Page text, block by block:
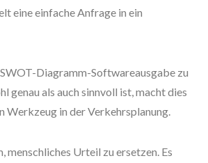
eine einfache Anfrage in ein
Diagramm-Softwareausgabe zu
genau als auch sinnvoll ist, macht dies
Werkzeug in der Verkehrsplanung.
menschliches Urteil zu ersetzen. Es